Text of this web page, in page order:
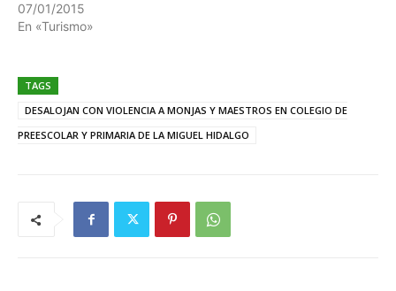
07/01/2015
En «Turismo»
TAGS
DESALOJAN CON VIOLENCIA A MONJAS Y MAESTROS EN COLEGIO DE
PREESCOLAR Y PRIMARIA DE LA MIGUEL HIDALGO